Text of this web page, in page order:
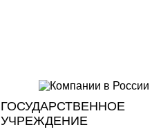
ГОСУДАРСТВЕННОЕ
УЧРЕЖДЕНИЕ